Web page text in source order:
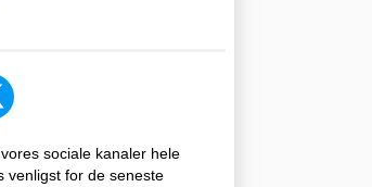
sociale kanaler hele
for de seneste